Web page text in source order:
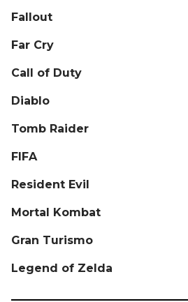
Fallout
Far Cry
Call of Duty
Diablo
Tomb Raider
FIFA
Resident Evil
Mortal Kombat
Gran Turismo
Legend of Zelda